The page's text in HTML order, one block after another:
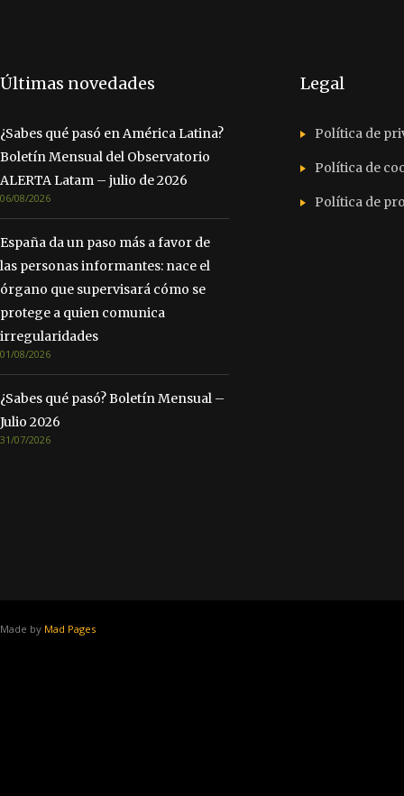
Últimas novedades
¿Sabes qué pasó en América Latina?
Boletín Mensual del Observatorio
ALERTA Latam – julio de 2026
06/08/2026
España da un paso más a favor de
las personas informantes: nace el
órgano que supervisará cómo se
protege a quien comunica
irregularidades
01/08/2026
¿Sabes qué pasó? Boletín Mensual –
Julio 2026
31/07/2026
Legal
Política de
Política de
Política de
Made by Mad Pages